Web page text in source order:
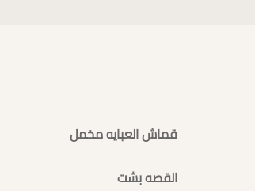
قماش العبايه مخمل
القصه بشت